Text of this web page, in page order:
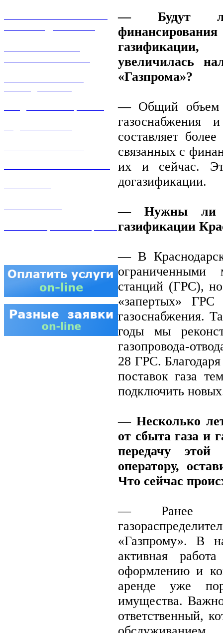
— Будут ли
увеличилась
«Газпрома»?
— Общий объем
газоснабжения
составляет
связанных с
их и сейчас.
догазификации.
— Нужны ли
газификации
— В
ограниченными
станций (ГРС),
«запертых» ГРС
газоснабжения.
годы мы
газопровода-
28 ГРС.
поставок газа
подключить
— Несколько лет
от сбыта газа и
передачу этой
оператору,
Что сейчас
— Ранее в
«Газпрому». В
активная
оформлению и
аренде уже
имущества.
ответственный,